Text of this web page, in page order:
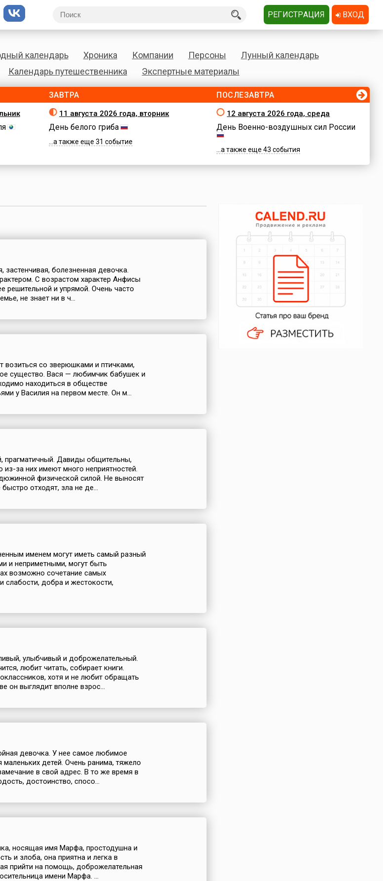
календарь Хроника Компании Персоны
Лунный календарь
Календарь путешественника Экспертные материалы
ЗАВТРА
11 августа 2026 года, вторник
День белого гриба
...а также еще 31 событие
ПОСЛЕЗАВТРА
12 августа 2026 года, среда
День Военно-воздушных сил России
...а также еще 43 события
болезненная девочка.
С возрастом характер Анфисы
решительной и упрямой. Очень часто
не знает ни в ч...
возиться со зверюшками и птичками,
существо. Вася — любимчик бабушек и
находиться в обществе
у Василия на первом месте. Он м...
прагматичный. Давиды общительны,
за них имеют много неприятностей.
физической силой. Не выносят
отходят, зла не де...
именем могут иметь самый разный
и неприметными, могут быть
возможно сочетание самых
слабости, добра и жестокости,
улыбчивый и доброжелательный.
любит читать, собирает книги.
хотя и не любит обращать
он выглядит вполне взрос...
девочка. У нее самое любимое
детей. Очень ранима, тяжело
в свой адрес. В то же время в
достоинство, спосо...
носящая имя Марфа, простодушна и
и злоба, она приятна и легка в
прийти на помощь, доброжелательная
имени Марфа. ...
РЕГИСТРАЦИЯ ВХОД